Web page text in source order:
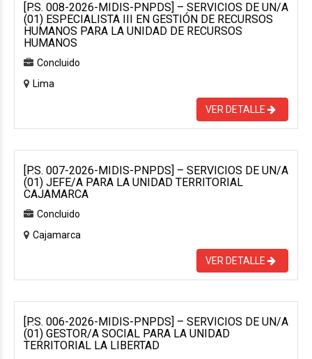
[P.S. 008-2026-MIDIS-PNPDS] – SERVICIOS DE UN/A
(01) ESPECIALISTA III EN GESTIÓN DE RECURSOS
HUMANOS PARA LA UNIDAD DE RECURSOS
HUMANOS
Concluido
Lima
VER DETALLE
[P.S. 007-2026-MIDIS-PNPDS] – SERVICIOS DE UN/A
(01) JEFE/A PARA LA UNIDAD TERRITORIAL
CAJAMARCA
Concluido
Cajamarca
VER DETALLE
[P.S. 006-2026-MIDIS-PNPDS] – SERVICIOS DE UN/A
(01) GESTOR/A SOCIAL PARA LA UNIDAD
TERRITORIAL LA LIBERTAD